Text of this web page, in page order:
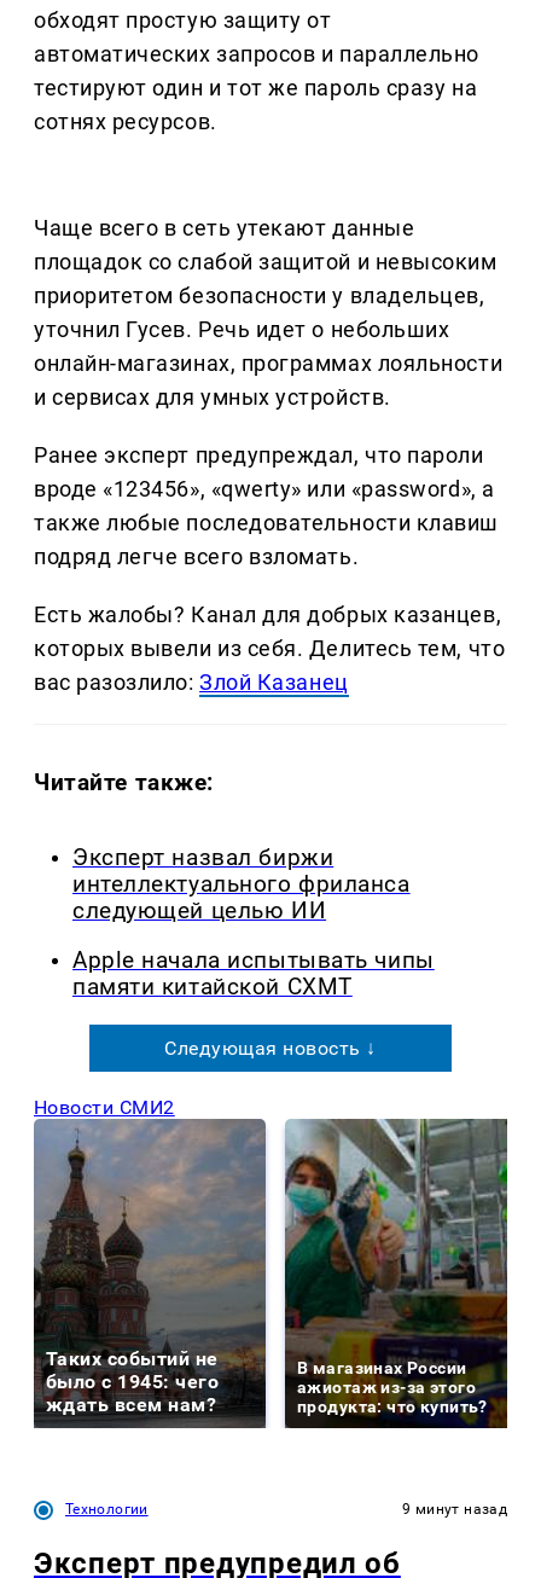
обходят простую защиту от
автоматических запросов и параллельно
тестируют один и тот же пароль сразу на
сотнях ресурсов.
Чаще всего в сеть утекают данные
площадок со слабой защитой и невысоким
приоритетом безопасности у владельцев,
уточнил Гусев. Речь идет о небольших
онлайн-магазинах, программах лояльности
и сервисах для умных устройств.
Ранее эксперт предупреждал, что пароли
вроде «123456», «qwerty» или «password», а
также любые последовательности клавиш
подряд легче всего взломать.
Есть жалобы? Канал для добрых казанцев,
которых вывели из себя. Делитеcь тем, что
вас разозлило:Злой Казанец
Читайте также:
Эксперт назвал биржи
интеллектуального фриланса
следующей целью ИИ
Apple начала испытывать чипы
памяти китайской CXMT
Следующая новость ↓
Новости СМИ2
Таких событий не
было с 1945: чего
ждать всем нам?
В магазинах России
ажиотаж из-за этого
продукта: что купить?
Технологии 9 минут назад
Эксперт предупредил об